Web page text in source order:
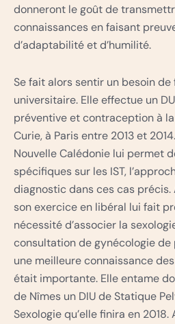
donneront le goût de
connaissances en faisant
d’adaptabilité et d’humilité.
Se fait alors sentir un besoin
universitaire. Elle effectue un
préventive et contraception à
Curie, à Paris entre 2013 et
Nouvelle Calédonie lui permet
spécifiques sur les IST,
diagnostic dans ces cas précis.
son exercice en libéral lui fait
nécessité d’associer la
consultation de gynécologie de
une meilleure connaissance
était importante. Elle entame
de Nîmes un DIU de Statique
Sexologie qu’elle finira en